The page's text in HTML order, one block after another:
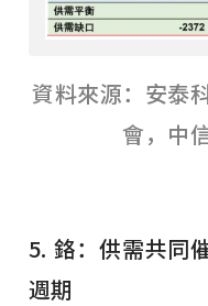
資料來源：安泰
會，中
5. 鉻：供需共同
週期